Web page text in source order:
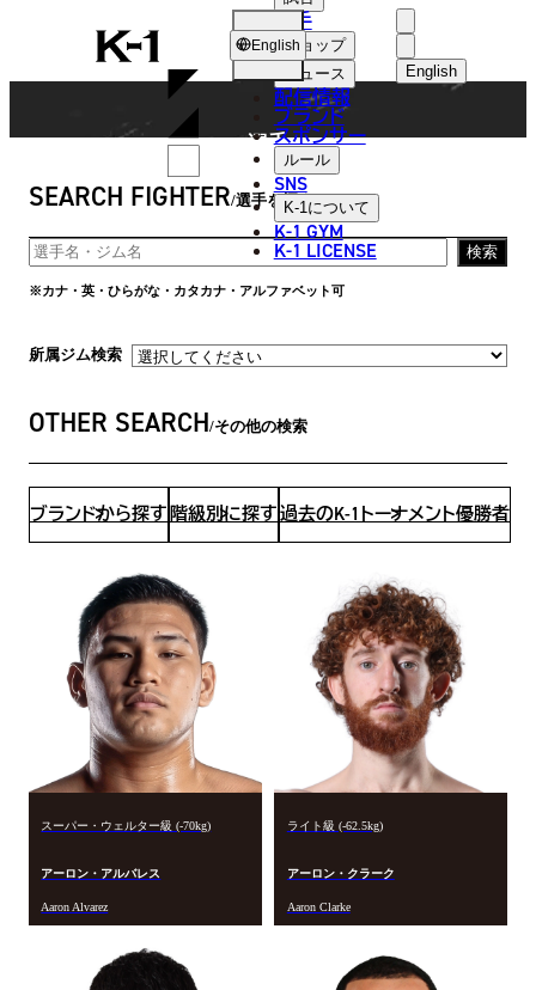
K-
1
English
中文（简体
選手
ショップ
ニュース
配信情報
ブランド
スポンサー
ルール
SNS
K-1について
K-1 GYM
K-1 LICENSE
English
FIGHTER
選手
SEARCH FIGHTER 選手を探す
検索
※カナ・英・ひらがな・カタカナ・アルファベット可
所属ジム検索
OTHER SEARCH その他の検索
ブランドから探す 階級別に探す過去のK-1トーナメント優勝者
スーパー・ウェルター級 (-70kg)
アーロン・アルバレス
Aaron Alvarez
ライト級 (-62.5kg)
アーロン・クラーク
Aaron Clarke